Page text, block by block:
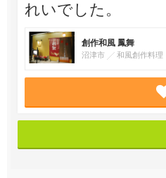
れいでした。
創作和風 鳳舞
沼津市 和風創作料理